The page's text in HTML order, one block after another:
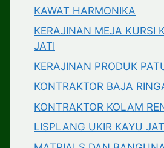
KAWAT HARMONIKA
KERAJINAN MEJA KURSI
JATI
KERAJINAN PRODUK
KONTRAKTOR BAJA
KONTRAKTOR KOLAM
LISPLANG UKIR KAYU